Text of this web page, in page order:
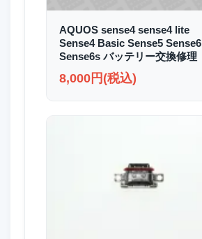
AQUOS sense4 sense4 lite
Sense4 Basic Sense5 Sense6
Sense6s バッテリー交換修理
8,000円(税込)